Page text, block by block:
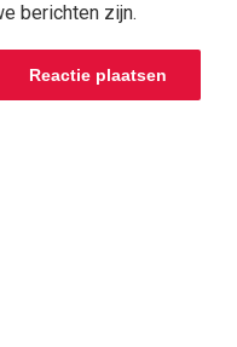
berichten zijn.